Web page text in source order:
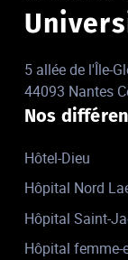
5 allée de l'Île-
44093 Nantes
Nos
Hôtel-Dieu
Hôpital Nord
Hôpital Saint-
Hôpital